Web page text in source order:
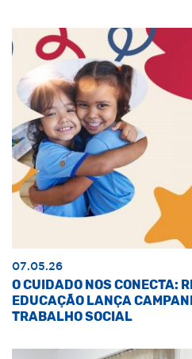
07.05.26
O CUIDADO NOS CONECTA:
EDUCAÇÃO LANÇA
TRABALHO SOCIAL